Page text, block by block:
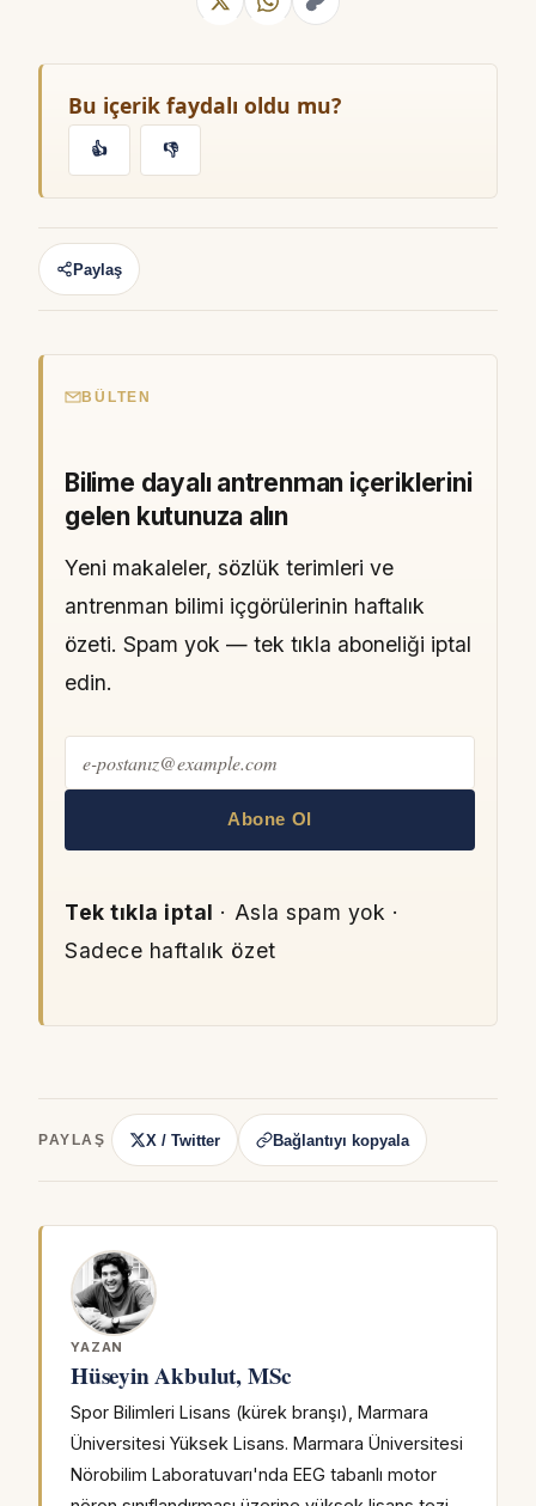
Bu içerik faydalı oldu mu?
👍 👎
Paylaş
BÜLTEN
Bilime dayalı antrenman içeriklerini
gelen kutunuza alın
Yeni makaleler, sözlük terimleri ve
antrenman bilimi içgörülerinin haftalık
özeti. Spam yok — tek tıkla aboneliği iptal
edin.
Abone Ol
Tek tıkla iptal · Asla spam yok ·
Sadece haftalık özet
PAYLAŞ X / Twitter Bağlantıyı kopyala
YAZAN
Hüseyin Akbulut, MSc
Spor Bilimleri Lisans (kürek branşı), Marmara
Üniversitesi Yüksek Lisans. Marmara Üniversitesi
Nörobilim Laboratuvarı'nda EEG tabanlı motor